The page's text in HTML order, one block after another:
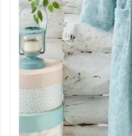
Gönder